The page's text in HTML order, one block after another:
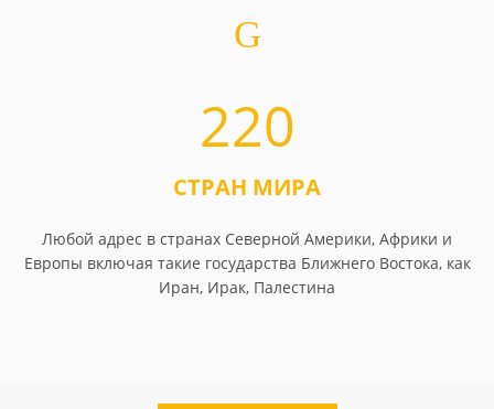
220
СТРАН МИРА
Любой адрес в странах Северной Америки, Африки и
Европы включая такие государства Ближнего Востока, как
Иран, Ирак, Палестина